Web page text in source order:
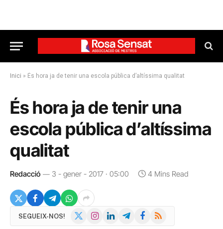
Inici » És hora ja de tenir una escola pública d’altíssima qualitat
És hora ja de tenir una
escola pública d’altíssima
qualitat
Redacció 3 - gener - 2017 · 05:00 4 Mins Read
SEGUEIX-NOS!
X
InstagramLinkedInTelegramFacebook
RSS